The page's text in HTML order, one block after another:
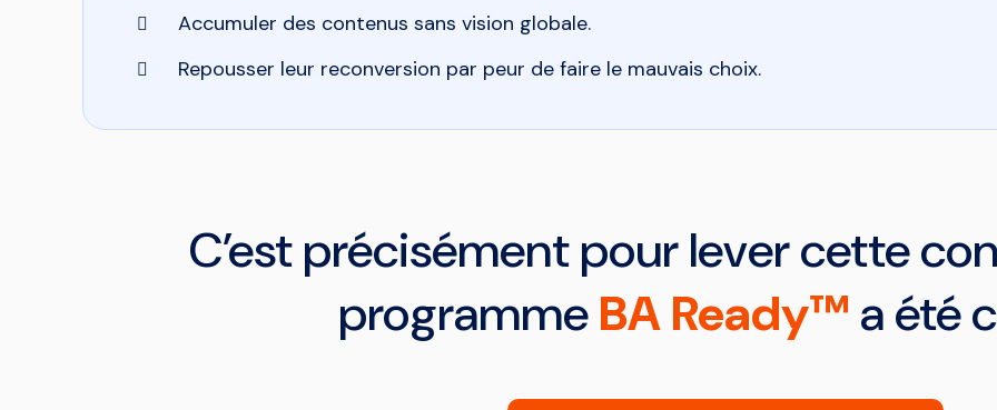
Accumuler des contenus sans vision globale.
Repousser leur reconversion par peur de faire le mauvais choix.
C’est précisément pour lever cette
programmeBA Ready™ a été